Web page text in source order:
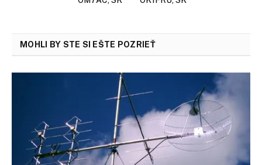
MOHLI BY STE SI EŠTE POZRIEŤ